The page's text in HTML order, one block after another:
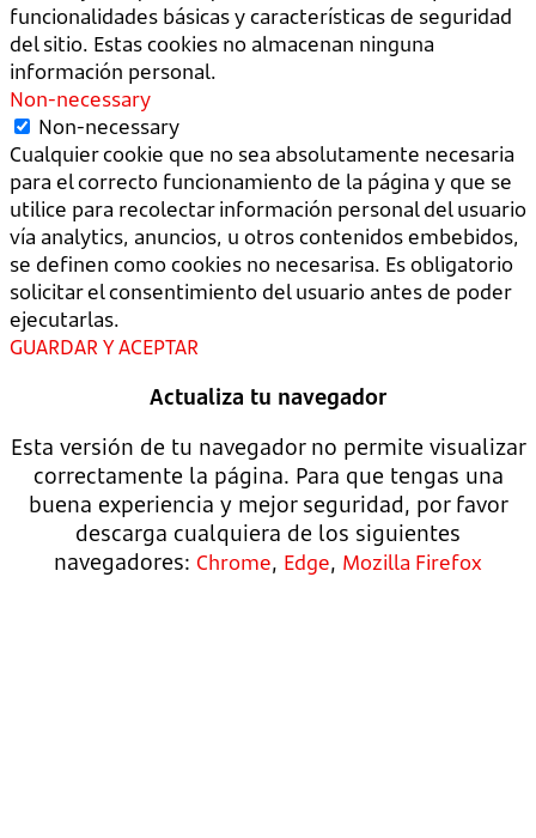
funcionalidades básicas y características de seguridad
del sitio. Estas cookies no almacenan ninguna
información personal.
Non-necessary
Non-necessary
Cualquier cookie que no sea absolutamente necesaria
para el correcto funcionamiento de la página y que se
utilice para recolectar información personal del usuario
vía analytics, anuncios, u otros contenidos embebidos,
se definen como cookies no necesarisa. Es obligatorio
solicitar el consentimiento del usuario antes de poder
ejecutarlas.
GUARDAR Y ACEPTAR
Actualiza tu navegador
Esta versión de tu navegador no permite visualizar
correctamente la página. Para que tengas una
buena experiencia y mejor seguridad, por favor
descarga cualquiera de los siguientes
navegadores: Chrome, Edge, Mozilla Firefox